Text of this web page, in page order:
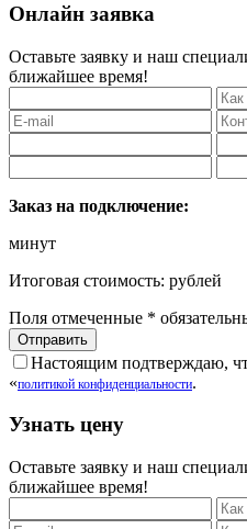
Онлайн заявка
Оставьте заявку и наш
ближайшее время!
Заказ на подключение:
минут
Итоговая стоимость: рублей
Поля отмеченные *
Настоящим подтверждаю,
«политикой конфиденциальности.
Узнать цену
Оставьте заявку и наш
ближайшее время!